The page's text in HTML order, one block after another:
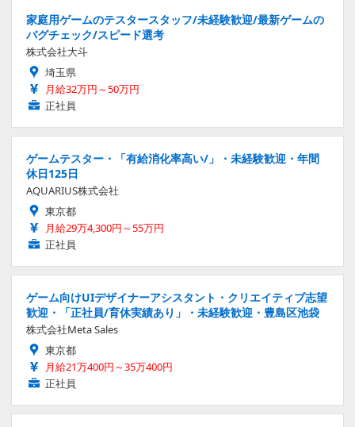
家庭用ゲームのテスタースタッフ/未経験歓迎/最新ゲームの
バグチェック/スピード選考
株式会社大斗
埼玉県
月給32万円～50万円
正社員
ゲームテスター・「有給消化率高い/」・未経験歓迎・年間
休日125日
AQUARIUS株式会社
東京都
月給29万4,300円～55万円
正社員
ゲーム向けUIデザイナーアシスタント・クリエイティブ志望
歓迎・「正社員/育休実績あり」・未経験歓迎・豊島区池袋
株式会社Meta Sales
東京都
月給21万400円～35万400円
正社員